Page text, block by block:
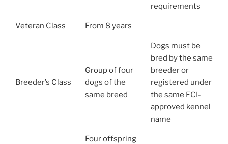
requirements
Veteran Class From 8 years
Breeder’s Class
Group of four
dogs of the
same breed
Dogs must be
bred by the same
breeder or
registered under
the same FCI-
approved kennel
name
Four offspring